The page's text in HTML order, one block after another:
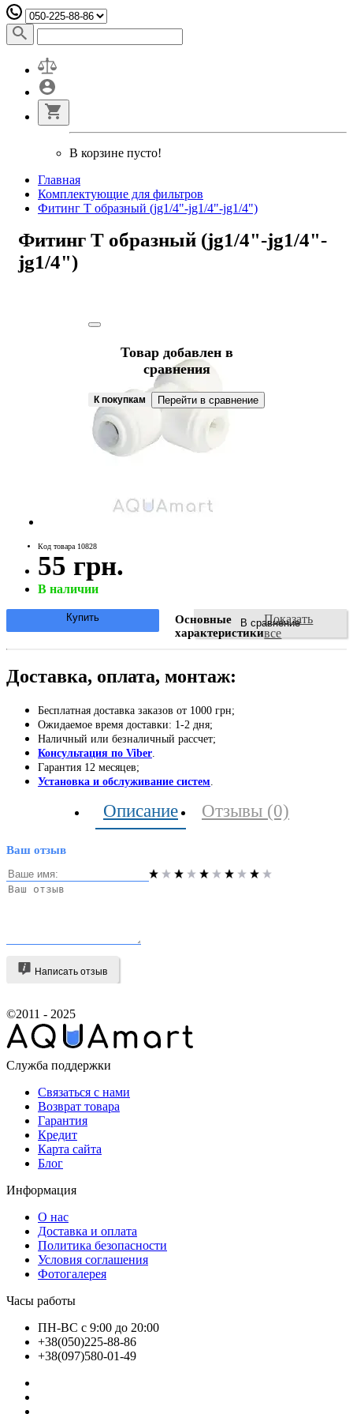
В корзине пусто!
Главная
Комплектующие для фильтров
Фитинг T образный (jg1/4"-jg1/4"-jg1/4")
Фитинг T образный (jg1/4"-jg1/4"-
jg1/4")
Код товара 10828
55 грн.
В наличии
В сравнение
Купить
Основные
характеристики
Показать
все
Доставка, оплата, монтаж:
Бесплатная доставка заказов от 1000 грн;
Ожидаемое время доставки: 1-2 дня;
Наличный или безналичный рассчет;
Консультация по Viber
Гарантия 12 месяцев;
Установка и обслуживание систем
Описание Отзывы (0)
Ваш отзыв
Написать отзыв
©2011 - 2025
Служба поддержки
Связаться с нами
Возврат товара
Гарантия
Кредит
Карта сайта
Блог
Информация
О нас
Доставка и оплата
Политика безопасности
Условия соглашения
Фотогалерея
Часы работы
ПН-ВС с 9:00 до 20:00
+38(050)225-88-86
+38(097)580-01-49
Товар добавлен в
сравнения
К покупкам Перейти в сравнение